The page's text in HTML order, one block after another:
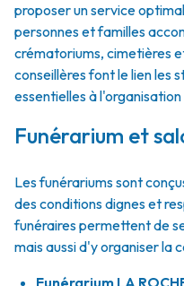
proposer un service
personnes et familles
crématoriums, cimetières
conseillères font le lien les
essentielles à
Funérarium et
Les funérariums sont
des conditions dignes et
funéraires permettent de
mais aussi d'y organiser la
Funérarium LA